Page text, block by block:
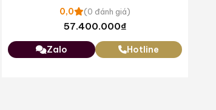
0,0 (0 đánh giá)
57.400.000₫
Zalo Hotline